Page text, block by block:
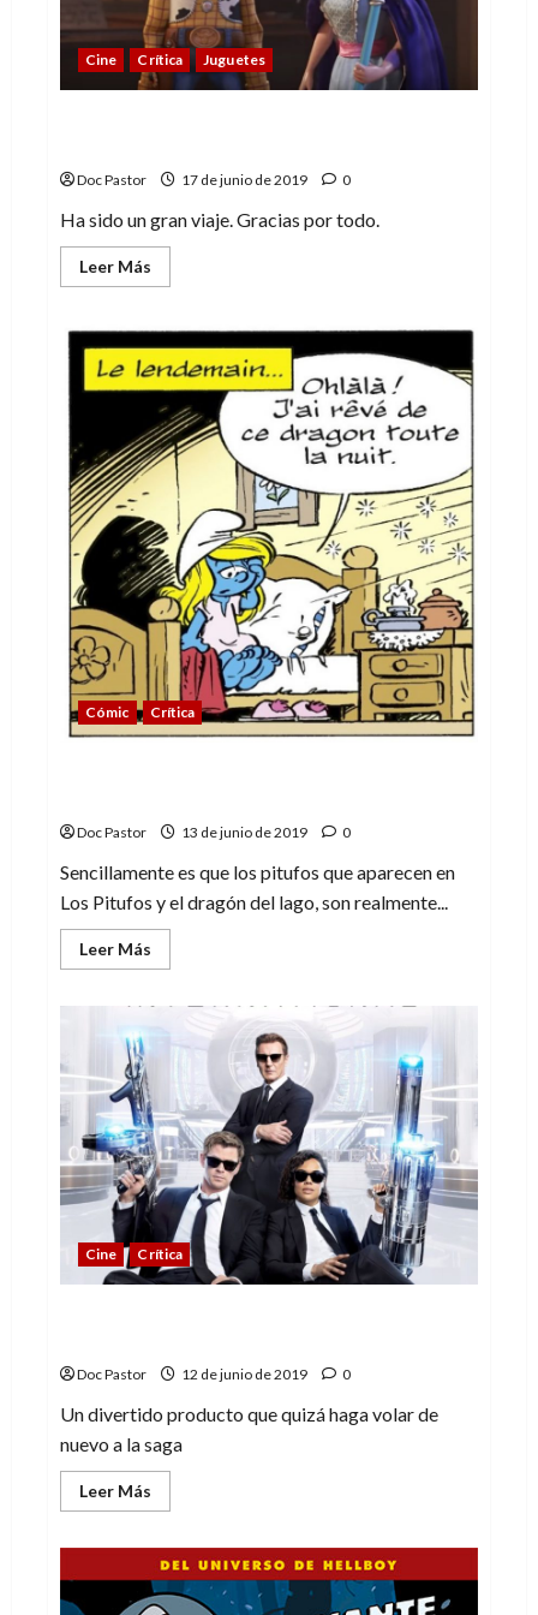
Cine Crítica Juguetes
Doc Pastor 17 de junio de 2019 0
Ha sido un gran viaje. Gracias por todo.
Leer Más
más
Toy
Story
4:
juguetes
de
sentimientos
Cómic Crítica
Doc Pastor 13 de junio de 2019 0
Sencillamente es que los pitufos que aparecen en
Los Pitufos y el dragón del lago, son realmente...
Leer Más
más
Pitufos
del
lago:
Peyo
estaría
orgulloso
Cine Crítica
Doc Pastor 12 de junio de 2019 0
Un divertido producto que quizá haga volar de
nuevo a la saga
Leer Más
más
Men
in
Black:
International,